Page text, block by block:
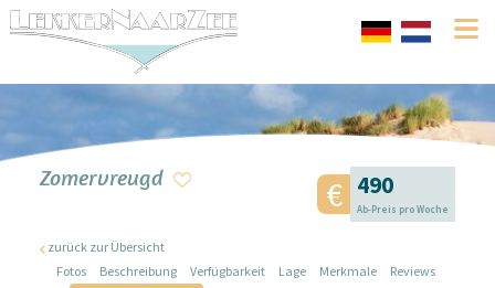
Zomervreugd 490
Ab-Preis pro Woche
zurück zur Übersicht
Fotos
Beschreibung Verfügbarkeit Lage Merkmale
Reviews